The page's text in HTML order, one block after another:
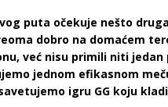
puta očekuje nešto
dobro na domaćem
već nisu primili niti
jednom efikasnom
igru GG koju